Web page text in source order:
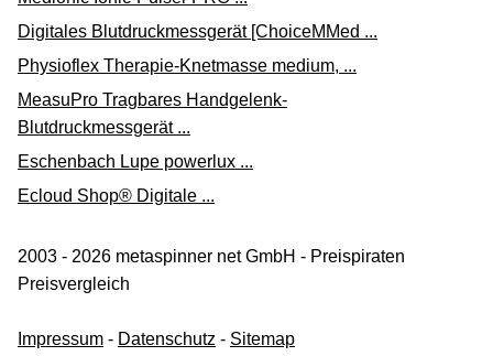
Digitales Blutdruckmessgerät [ChoiceMMed ...
Physioflex Therapie-Knetmasse medium, ...
MeasuPro Tragbares Handgelenk-
Blutdruckmessgerät ...
Eschenbach Lupe powerlux ...
Ecloud Shop® Digitale ...
2003 - 2026 metaspinner net GmbH - Preispiraten
Preisvergleich
Impressum - Datenschutz - Sitemap